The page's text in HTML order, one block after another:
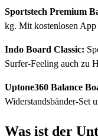
Sportstech Premium
kg. Mit kostenlosen App
Indo Board Classic:
Surfer-Feeling auch zu
Uptone360 Balance
Widerstandsbänder-Set
Was ist der